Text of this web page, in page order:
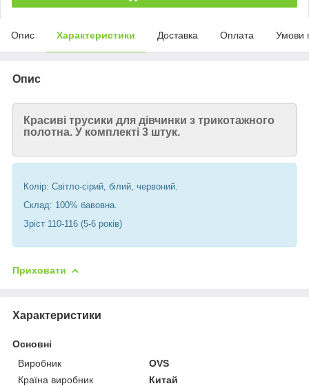
Опис Характеристики Доставка Оплата Умови
Опис
Красиві трусики для дівчинки з трикотажного
полотна. У комплекті 3 штук.
Колір: Світло-сірий, білий, червоний.
Склад: 100% бавовна.
Зріст 110-116 (5-6 років)
Приховати
Характеристики
Основні
Виробник
OVS
Країна виробник
Китай